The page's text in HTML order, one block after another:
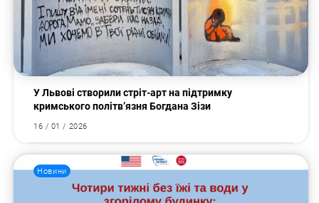
У Львові створили стріт-арт на підтримку
кримського політв’язня Богдана Зізи
16 / 01 / 2026
Новини